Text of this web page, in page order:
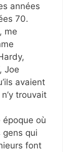
années
70.
me
Joe
avaient
trouvait
époque où
gens qui
font